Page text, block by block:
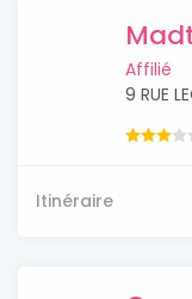
Affilié
9 RUE
Itinéraire